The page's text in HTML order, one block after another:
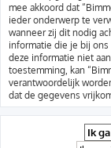
mee akkoord dat
ieder onderwerp te
wanneer zij dit nodig
informatie die je bij
deze informatie niet
toestemming, kan
verantwoordelijk
dat de gegevens